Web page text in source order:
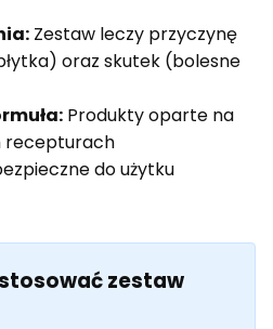
Zestaw leczy przyczynę
oraz skutek (bolesne
Produkty oparte na
recepturach
do użytku
zestaw